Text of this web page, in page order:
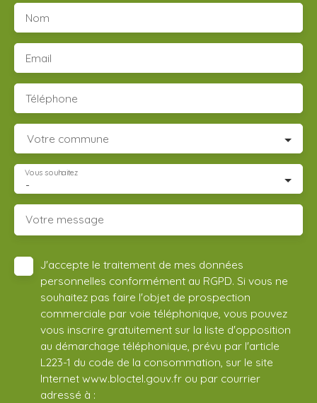
Nom
Email
Téléphone
Votre commune
-
Vous souhaitez
Votre message
J'accepte le traitement de mes données
personnelles conformément au RGPD. Si vous ne
souhaitez pas faire l'objet de prospection
commerciale par voie téléphonique, vous pouvez
vous inscrire gratuitement sur la liste d'opposition
au démarchage téléphonique, prévu par l'article
L223-1 du code de la consommation, sur le site
Internet www.bloctel.gouv.fr ou par courrier
adressé à :